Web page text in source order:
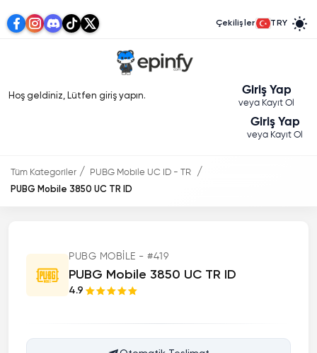
Çekilişler TRY
Hoş geldiniz, Lütfen giriş yapın. Giriş Yap
veya Kayıt Ol
Giriş Yap
veya Kayıt Ol
Tüm Kategoriler
PUBG Mobile UC ID - TR
PUBG Mobile 3850 UC TR ID
PUBG MOBILE - #419
PUBG Mobile 3850 UC TR ID
4.9